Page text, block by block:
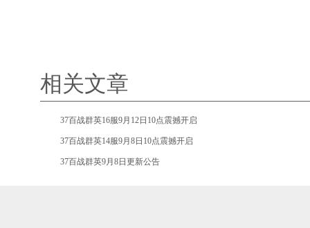
相关文章
37百战群英16服9月12日10点震撼开启
37百战群英14服9月8日10点震撼开启
37百战群英9月8日更新公告